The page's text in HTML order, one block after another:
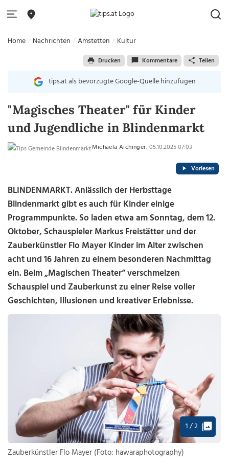
Home Nachrichten Amstetten Kultur
Drucken Kommentare Teilen
tips.at als bevorzugte Google-Quelle hinzufügen
"Magisches Theater" für Kinder
und Jugendliche in Blindenmarkt
Michaela Aichinger, 05.10.2025 07:03
Vorlesen
BLINDENMARKT. Anlässlich der Herbsttage
Blindenmarkt gibt es auch für Kinder einige
Programmpunkte. So laden etwa am Sonntag, dem 12.
Oktober, Schauspieler Markus Freistätter und der
Zauberkünstler Flo Mayer Kinder im Alter zwischen
acht und 16 Jahren zu einem besonderen Nachmittag
ein. Beim „Magischen Theater“ verschmelzen
Schauspiel und Zauberkunst zu einer Reise voller
Geschichten, Illusionen und kreativer Erlebnisse.
1 / 2
Zauberkünstler Flo Mayer (Foto: hawaraphotography)